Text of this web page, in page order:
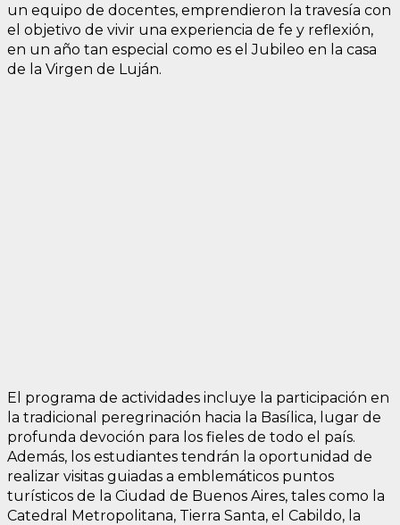
un equipo de docentes, emprendieron la travesía con
el objetivo de vivir una experiencia de fe y reflexión,
en un año tan especial como es el Jubileo en la casa
de la Virgen de Luján.
El programa de actividades incluye la participación en
la tradicional peregrinación hacia la Basílica, lugar de
profunda devoción para los fieles de todo el país.
Además, los estudiantes tendrán la oportunidad de
realizar visitas guiadas a emblemáticos puntos
turísticos de la Ciudad de Buenos Aires, tales como la
Catedral Metropolitana, Tierra Santa, el Cabildo, la